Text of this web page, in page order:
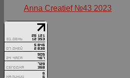
Anna Creatief №43 2023